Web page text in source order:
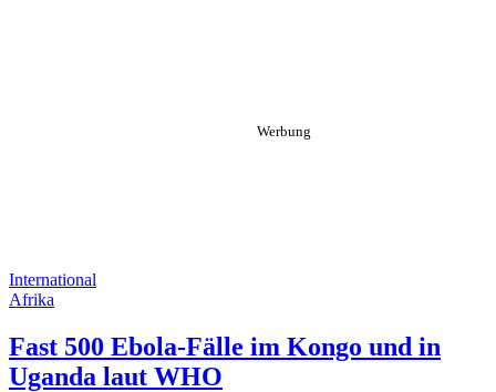
International
Afrika
Fast 500 Ebola-Fälle im Kongo und in
Uganda laut WHO